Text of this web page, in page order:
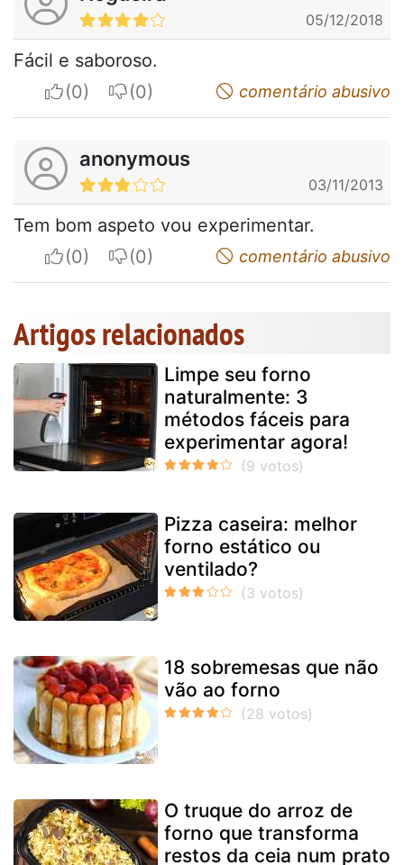
05/12/2018
Fácil e saboroso.
I apreciateI do not appreciatecomentário abusivo
anonymous
03/11/2013
Tem bom aspeto vou experimentar.
I apreciateI do not appreciatecomentário abusivo
Artigos relacionados
Limpe seu forno
naturalmente: 3
métodos fáceis para
experimentar agora!
Pizza caseira: melhor
forno estático ou
ventilado?
18 sobremesas que não
vão ao forno
O truque do arroz de
forno que transforma
restos da ceia num prato